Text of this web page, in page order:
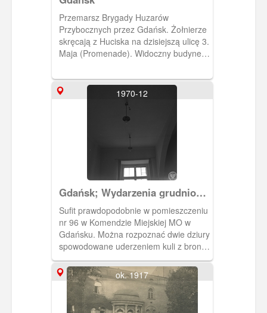
Przemarsz Brygady Huzarów
Przybocznych przez Gdańsk. Żołnierze
skręcają z Huciska na dzisiejszą ulicę 3.
Maja (Promenade). Widoczny budynek
dzisiejszy Urząd Pracy.
1970-12
Gdańsk; Wydarzenia grudniowe
1970 r. na terenie miast
wybrzeża gdańskiego.
Sufit prawdopodobnie w pomieszczeniu
nr 96 w Komendzie Miejskiej MO w
Gdańsku. Można rozpoznać dwie dziury
spowodowane uderzeniem kuli z broni
palnej. Zdjęcie wykonane w związku z
zamieszkami podczas wydarzeń
grudniowych 1970r. Zakaz kopiowania,
zasób dostępny w zbiorach IPN,
sygnatura: IPNGd-12-2-2-229
ok. 1917